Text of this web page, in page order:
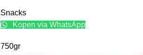
Snacks
Kopen via WhatsApp
750gr